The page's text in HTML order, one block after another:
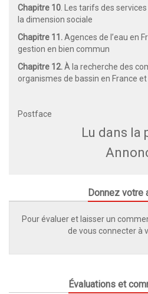
Chapitre 10. Les tarifs des services
la dimension sociale
Chapitre 11.Agences de l’eau en
gestion en bien commun
Chapitre 12.À la recherche des
organismes de bassin en France et
Postface
Lu dans la
Donnez votre
Pour évaluer et laisser un
de vous connecter à
Évaluations et